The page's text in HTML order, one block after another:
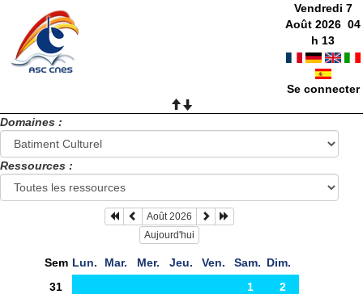
Vendredi 7
Août 2026 04
h 13
Se connecter
Domaines :
Ressources :
Août 2026
Aujourd'hui
Sem Lun. Mar. Mer. Jeu. Ven. Sam. Dim.
31
1
2